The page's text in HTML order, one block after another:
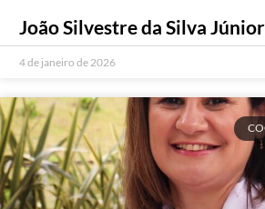
João Silvestre da Silva Júnior
4 de janeiro de 2026